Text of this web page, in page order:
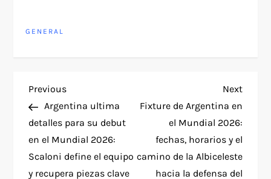
GENERAL
P
o
s
Previous
Post
Previous
Argentina ultima
detalles para su debut
en el Mundial 2026:
Scaloni define el equipo
y recupera piezas clave
Next
Post
Next
Fixture de Argentina en
el Mundial 2026:
fechas, horarios y el
camino de la Albiceleste
hacia la defensa del